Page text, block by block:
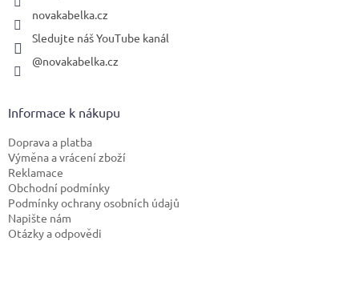
novakabelka.cz
Sledujte náš YouTube kanál
@novakabelka.cz
Informace k nákupu
Doprava a platba
Výměna a vrácení zboží
Reklamace
Obchodní podmínky
Podmínky ochrany osobních údajů
Napište nám
Otázky a odpovědi